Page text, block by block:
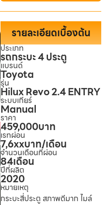
รายละเอียดเบื้องต้น
ประเภท
รถกระบะ 4 ประตู
แบรนด์
Toyota
รุ่น
Hilux Revo 2.4 ENTRY
ระบบเกียร์
Manual
ราคา
459,000บาท
เรทผ่อน
7,6xxบาท/เดือน
จำนวนเดือนที่ผ่อน
84เดือน
ปีที่ผลิต
2020
หมายเหตุ
กระบะสี่ประตู สภาพดีมาก ไมล์